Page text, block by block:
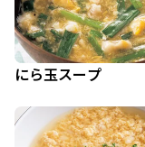
にら玉スープ